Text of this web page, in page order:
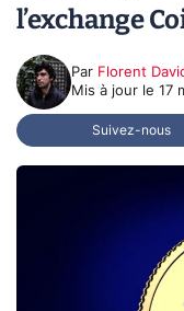
l’exchange
Par Florent
Mis à jour le 17
Suivez-nous